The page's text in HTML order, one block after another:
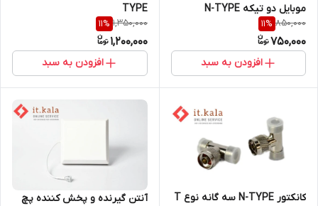
موبایل دو تیکه N-TYPE
850,000
11%
750,000
افزودن به سبد
TYPE
1,350,000
11%
1,200,000
افزودن به سبد
کانکتور N-TYPE سه گانه نوع T
آنتن گیرنده و پخش کننده پچ